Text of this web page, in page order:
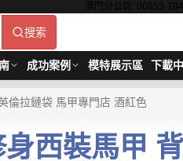
澳門分公司: 00853-
搜索
成功案例 模特展示區 下載
倫拉鏈袋 馬甲專門店 酒紅色
西裝馬甲